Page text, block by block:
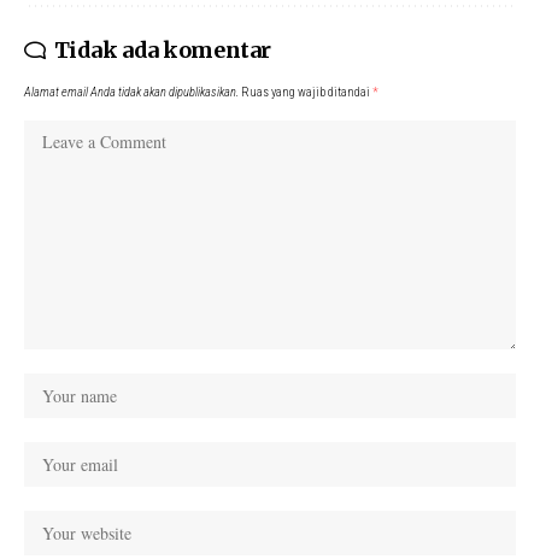
Tidak ada komentar
Alamat email Anda tidak akan dipublikasikan. Ruas yang wajib ditandai *